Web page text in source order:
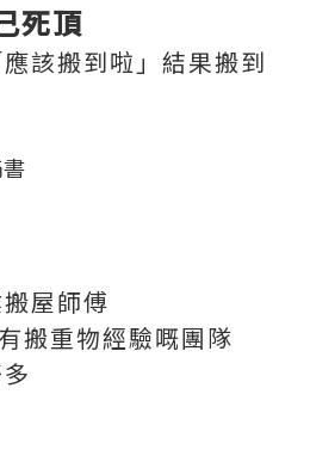
死頂
該搬到啦」結果搬到
屋師傅
搬重物經驗嘅團隊